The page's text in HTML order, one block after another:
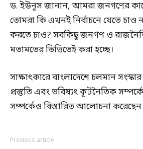
ড. ইউনূস জানান, আমরা জনগণের
তোমরা কি এখনই নির্বাচনে যেতে চাও
করতে চাও? সবকিছু জনগণ ও
মতামতের ভিত্তিতেই করা হচ্ছে।
সাক্ষাৎকারে বাংলাদেশে চলমান সংস্কার
প্রস্তুতি এবং ভবিষ্যৎ কূটনৈতিক
সম্পর্কেও বিস্তারিত আলোচনা
Previous article